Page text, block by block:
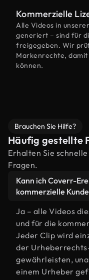
Kommerzielle
Alle Videos in
generiert – sind für
freigegeben. Wir
Markenrechte,
können.
Brauchen Sie Hilfe?
Häufig gestellte
Erhalten Sie
Fragen.
Kann ich Coverr-
kommerzielle
Ja – alle Videos
und für die
Jeder Clip wird
der
gewährleisten,
einem Urheber